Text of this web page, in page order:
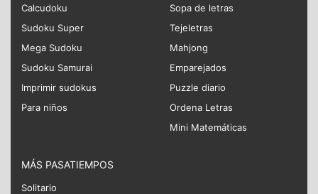
Calcudoku
Sudoku Super
Mega Sudoku
Sudoku Samurai
Imprimir sudokus
Para niños
Sopa de letras
Tejeletras
Mahjong
Emparejados
Puzzle diario
Ordena Letras
Mini Matemáticas
MÁS PASATIEMPOS
Solitario